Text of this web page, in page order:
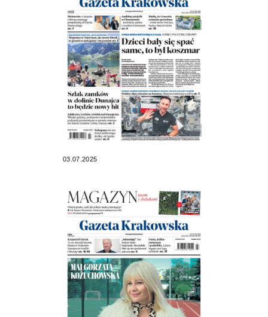
03.07.2025